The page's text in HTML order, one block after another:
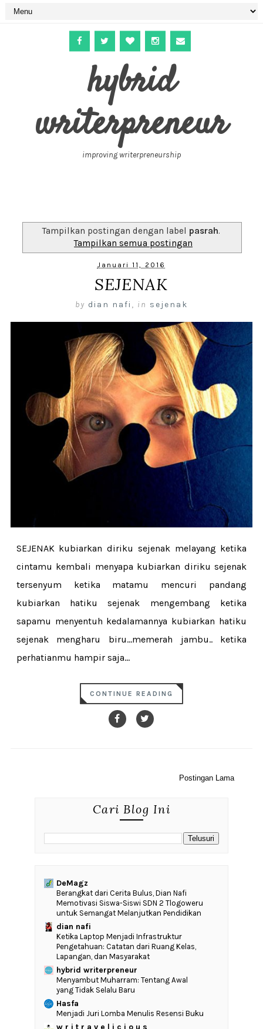
hybrid
writerpreneur
improving writerpreneurship
Tampilkan postingan dengan label pasrah.
Tampilkan semua postingan
Januari 11, 2016
SEJENAK
by dian nafi , in sejenak
SEJENAK kubiarkan diriku sejenak melayang ketika
cintamu kembali menyapa kubiarkan diriku sejenak
tersenyum ketika matamu mencuri pandang
kubiarkan hatiku sejenak mengembang ketika
sapamu menyentuh kedalamannya kubiarkan hatiku
sejenak mengharu biru...memerah jambu.. ketika
perhatianmu hampir saja...
CONTINUE READING
Postingan Lama
Cari Blog Ini
DeMagz
‎Berangkat dari Cerita Bulus, Dian Nafi
Memotivasi Siswa-Siswi SDN 2 Tlogoweru
untuk Semangat Melanjutkan Pendidikan
dian nafi
Ketika Laptop Menjadi Infrastruktur
Pengetahuan: Catatan dari Ruang Kelas,
Lapangan, dan Masyarakat
hybrid writerpreneur
Menyambut Muharram: Tentang Awal
yang Tidak Selalu Baru
Hasfa
Menjadi Juri Lomba Menulis Resensi Buku